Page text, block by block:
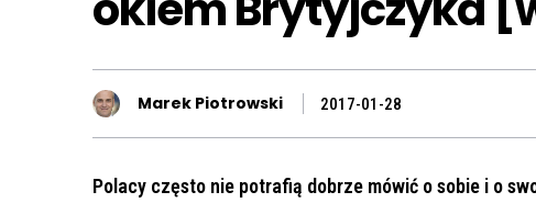
Marek Piotrowski 2017-01-28
Polacy często nie potrafią dobrze mówić o sobie i o